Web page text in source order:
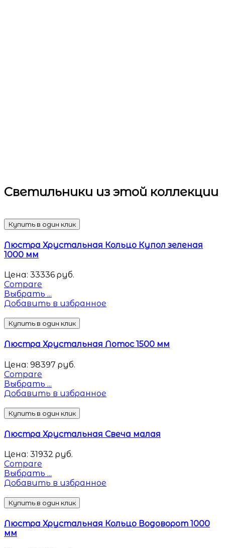
Светильники из этой коллекции
Купить в один клик
Люстра Хрустальная Кольцо Купол зеленая
1000 мм
Цена: 33336 руб.
Compare
Выбрать ...
Добавить в избранное
Купить в один клик
Люстра Хрустальная Лотос 1500 мм
Цена: 98397 руб.
Compare
Выбрать ...
Добавить в избранное
Купить в один клик
Люстра Хрустальная Свеча малая
Цена: 31932 руб.
Compare
Выбрать ...
Добавить в избранное
Купить в один клик
Люстра Хрустальная Кольцо Водоворот 1000
мм